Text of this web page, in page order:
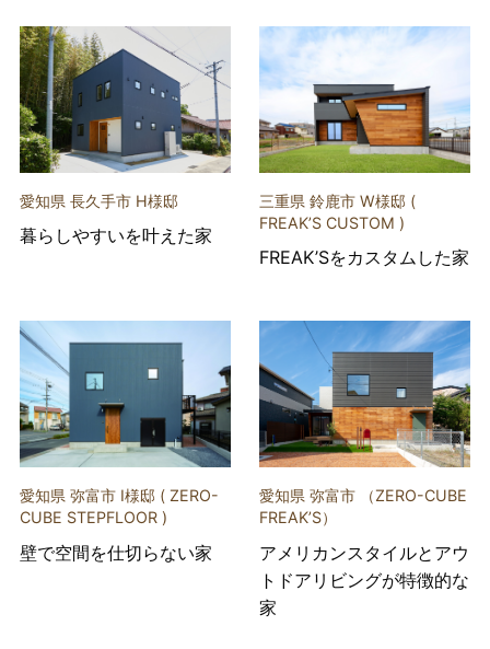
愛知県 長久手市 H様邸
暮らしやすいを叶えた家
三重県 鈴鹿市 W様邸 (
FREAK’S CUSTOM )
FREAK’Sをカスタムした家
愛知県 弥富市 I様邸 ( ZERO-
CUBE STEPFLOOR )
壁で空間を仕切らない家
愛知県 弥富市 （ZERO-CUBE
FREAK’S）
アメリカンスタイルとアウ
トドアリビングが特徴的な
家